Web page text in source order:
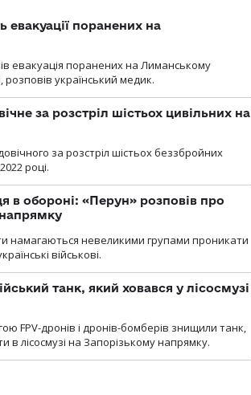
евакуації поранених на
евакуація поранених на Лиманському
розповів український медик.
за розстріл шістьох цивільних на
за розстріл шістьох беззбройних
році.
в обороні: «Перун» розповів про
намагаються невеликими групами проникати
військові.
танк, який ховався у лісосмузі
FPV-дронів і дронів-бомберів знищили танк,
в лісосмузі на Запорізькому напрямку.